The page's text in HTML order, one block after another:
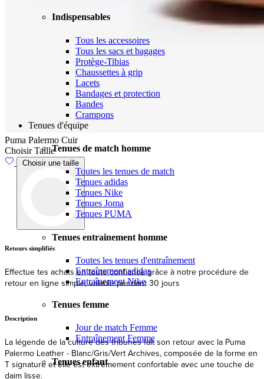
Indispensables
Tous les accessoires
Tous les sacs et bagages
Protège-Tibias
Chaussettes à grip
Lacets
Bandages et protection
Bandes
Crampons
Tenues d'équipe
Tenues de match homme
Toutes les tenues de match
Tenues adidas
Tenues Nike
Tenues Joma
Tenues PUMA
Tenues entrainement homme
Toutes les tenues d'entraînement
Entraînement adidas
Entraînement Nike
Tenues femme
Jour de match Femme
Entraînement Femme
Tenues enfant
Puma Palermo Cuir
Choisir Taille
Choisir une taille
Retours simplifiés
Effectue tes achats en toute confiance grâce à notre procédure de
retour en ligne simple, valable pendant 30 jours
Description
La légende de la culture des tribunes fait son retour avec la Puma
Palermo Leather - Blanc/Gris/Vert Archives, composée de la forme en
T signature et elle est extrêmement confortable avec une touche de
daim lisse.